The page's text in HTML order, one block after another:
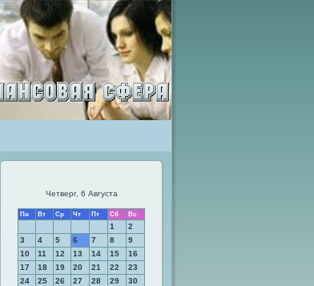
Четверг, 6 Августа
Пн Вт Ср Чт Пт Сб Вс
1
2
3
4 5 6 7 8
9
10
11 12 13 14 15
16
17
18 19 20 21 22
23
24
25 26 27 28 29
30